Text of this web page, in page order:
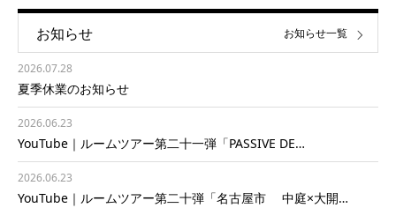
お知らせ
2026.07.28
夏季休業のお知らせ
2026.06.23
YouTube｜ルームツアー第二十一弾「PASSIVE DE…
2026.06.23
YouTube｜ルームツアー第二十弾「名古屋市 中庭×大開…
お知らせ一覧